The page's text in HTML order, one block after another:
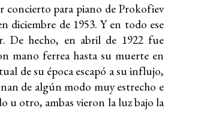
concierto para piano de Prokofiev
diciembre de 1953. Y en todo ese
De hecho, en abril de 1922 fue
mano ferrea hasta su muerte en
de su época escapó a su influjo,
de algún modo muy estrecho e
u otro, ambas vieron la luz bajo la